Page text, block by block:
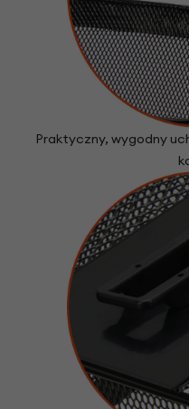
Praktyczny, wygodny